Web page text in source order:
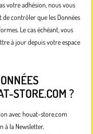
votre adhésion, nous vous
contrôler que les Données
Le cas échéant, vous
à jour depuis votre espace
STORE.COM ?
avec houat-store.com
à la Newsletter,